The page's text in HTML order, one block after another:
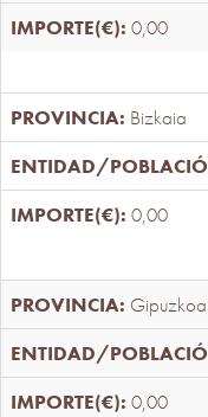
0,00
Bizkaia
0,00
Gipuzkoa
0,00